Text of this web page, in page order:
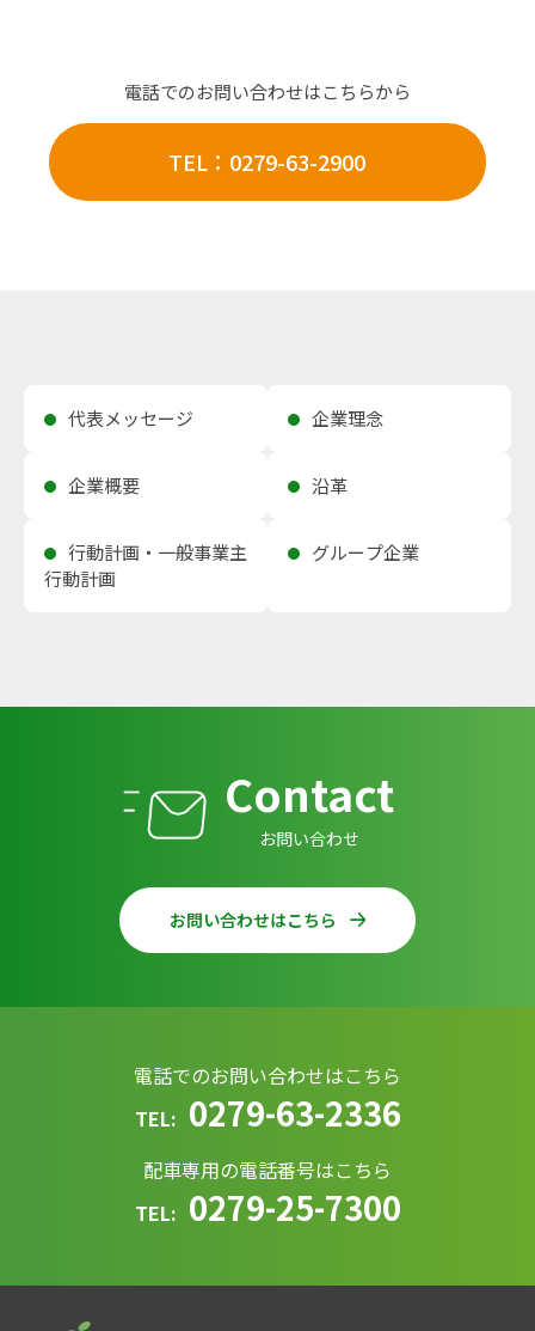
電話でのお問い合わせはこちらから
TEL： 0279-63-2900
代表メッセージ 企業理念
企業概要 沿革
行動計画・一般事業主
行動計画
グループ企業
Contact
お問い合わせ
お問い合わせはこちら
電話でのお問い合わせはこちら
TEL: 0279-63-2336
配車専用の電話番号はこちら
TEL: 0279-25-7300